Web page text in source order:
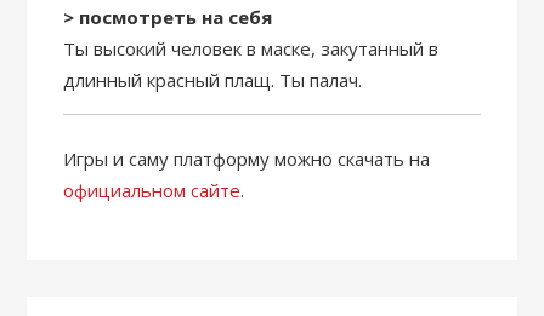
> посмотреть на себя
Ты высокий человек в маске, закутанный в
длинный красный плащ. Ты палач.
Игры и саму платформу можно скачать на
официальном сайте.